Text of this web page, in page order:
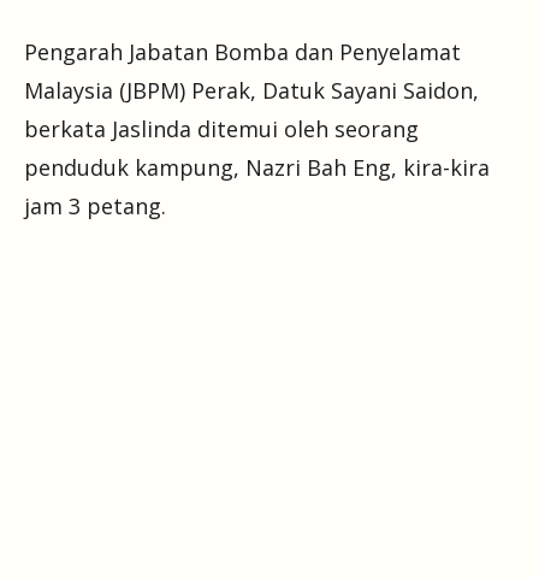
Pengarah Jabatan Bomba dan Penyelamat
Malaysia (JBPM) Perak, Datuk Sayani Saidon,
berkata Jaslinda ditemui oleh seorang
penduduk kampung, Nazri Bah Eng, kira-kira
jam 3 petang.